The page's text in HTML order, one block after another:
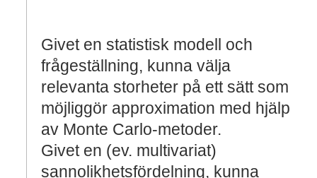
Givet en statistisk modell och
frågeställning, kunna välja
relevanta storheter på ett sätt som
möjliggör approximation med hjälp
av Monte Carlo-metoder.
Givet en (ev. multivariat)
sannolikhetsfördelning, kunna